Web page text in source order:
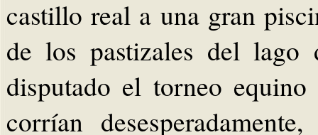
castillo real a una gran
de los pastizales del lago
disputado el torneo
corrían